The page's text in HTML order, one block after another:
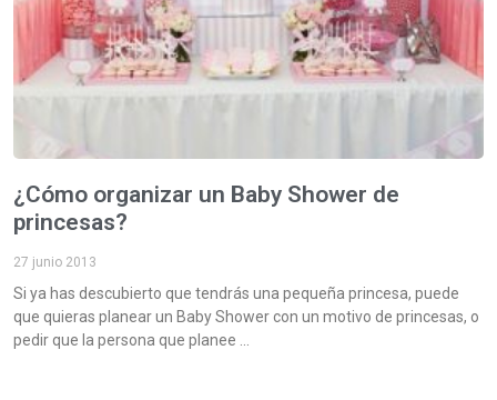
¿Cómo organizar un Baby Shower de
princesas?
27 junio 2013
Si ya has descubierto que tendrás una pequeña princesa, puede
que quieras planear un Baby Shower con un motivo de princesas, o
pedir que la persona que planee